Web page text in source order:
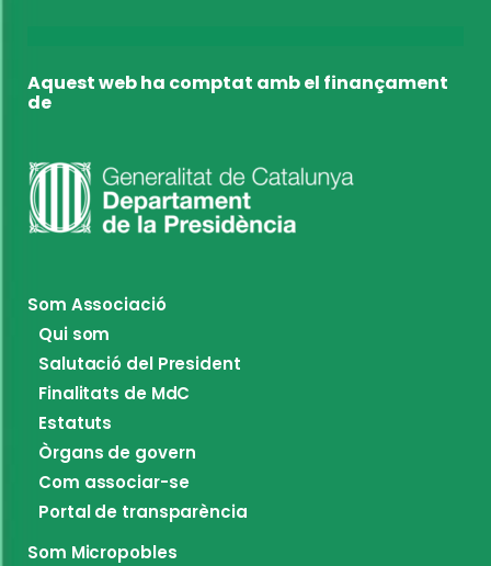
Aquest web ha comptat amb el finançament
de
Som Associació
Qui som
Salutació del President
Finalitats de MdC
Estatuts
Òrgans de govern
Com associar-se
Portal de transparència
Som Micropobles